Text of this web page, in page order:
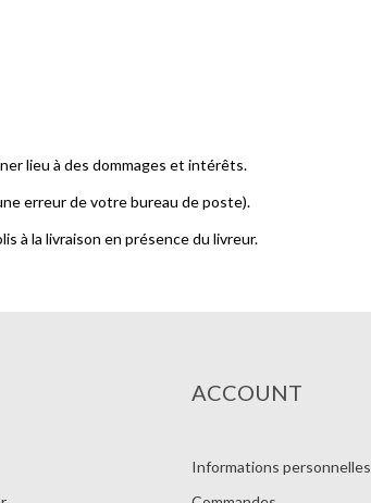
lieu à des dommages et intérêts.
erreur de votre bureau de poste).
à la livraison en présence du livreur.
ACCOUNT
Informations personnelles